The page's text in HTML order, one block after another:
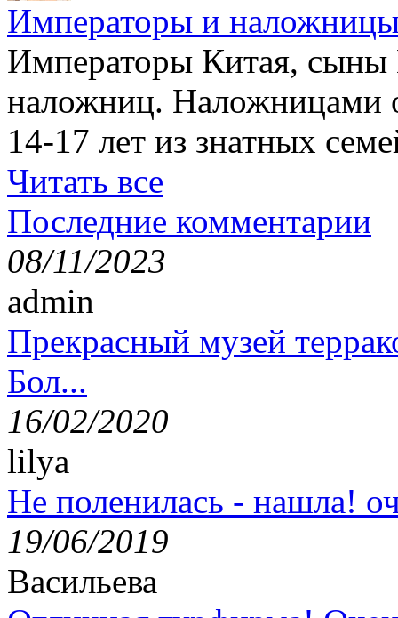
Императоры и
Императоры Китая,
наложниц. Наложницами
14-17 лет из знатных
Читать все
Последние комментарии
08/11/2023
admin
Прекрасный музей
Бол...
16/02/2020
lilya
Не поленилась - нашла!
19/06/2019
Васильева